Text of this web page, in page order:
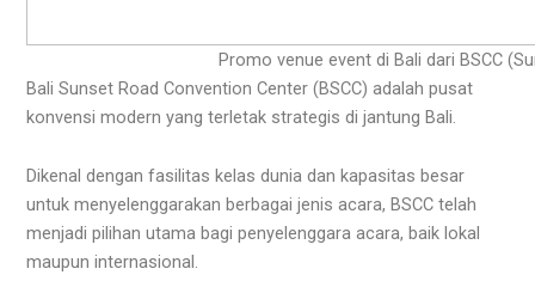
Promo venue event di Bali dari BSCC
Bali Sunset Road Convention Center (BSCC) adalah pusat
konvensi modern yang terletak strategis di jantung Bali.
Dikenal dengan fasilitas kelas dunia dan kapasitas besar
untuk menyelenggarakan berbagai jenis acara, BSCC telah
menjadi pilihan utama bagi penyelenggara acara, baik lokal
maupun internasional.